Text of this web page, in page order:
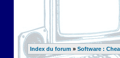
Index du forum » Software :